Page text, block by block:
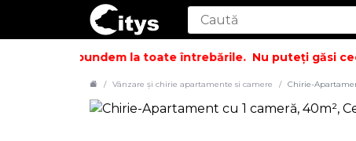
să vă răspundem la toate întrebările. Nu puteți găsi
Vânzare și chirie apartamente si camere Chirie-